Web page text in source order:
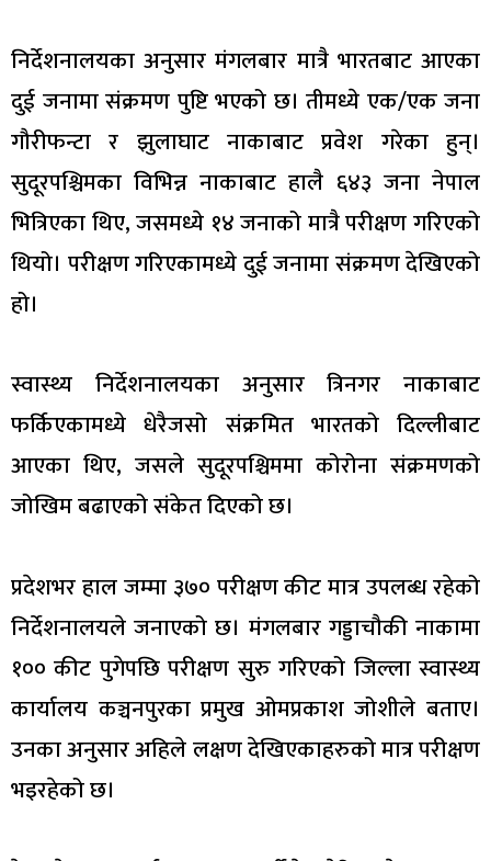
निर्देशनालयका अनुसार मंगलबार मात्रै भारतबाट आएका
दुई जनामा संक्रमण पुष्टि भएको छ। तीमध्ये एक/एक जना
गौरीफन्टा र झुलाघाट नाकाबाट प्रवेश गरेका हुन्।
सुदूरपश्चिमका विभिन्न नाकाबाट हालै ६४३ जना नेपाल
भित्रिएका थिए, जसमध्ये १४ जनाको मात्रै परीक्षण गरिएको
थियो। परीक्षण गरिएकामध्ये दुई जनामा संक्रमण देखिएको
हो।
स्वास्थ्य निर्देशनालयका अनुसार त्रिनगर नाकाबाट
फर्किएकामध्ये धेरैजसो संक्रमित भारतको दिल्लीबाट
आएका थिए, जसले सुदूरपश्चिममा कोरोना संक्रमणको
जोखिम बढाएको संकेत दिएको छ।
प्रदेशभर हाल जम्मा ३७० परीक्षण कीट मात्र उपलब्ध रहेको
निर्देशनालयले जनाएको छ। मंगलबार गड्डाचौकी नाकामा
१०० कीट पुगेपछि परीक्षण सुरु गरिएको जिल्ला स्वास्थ्य
कार्यालय कञ्चनपुरका प्रमुख ओमप्रकाश जोशीले बताए।
उनका अनुसार अहिले लक्षण देखिएकाहरुको मात्र परीक्षण
भइरहेको छ।